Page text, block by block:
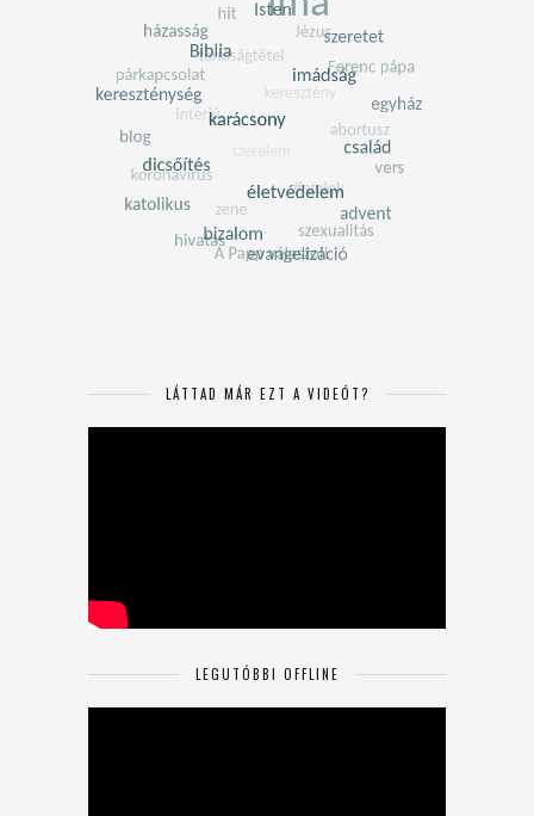
LÁTTAD MÁR EZT A VIDEÓT?
LEGUTÓBBI OFFLINE